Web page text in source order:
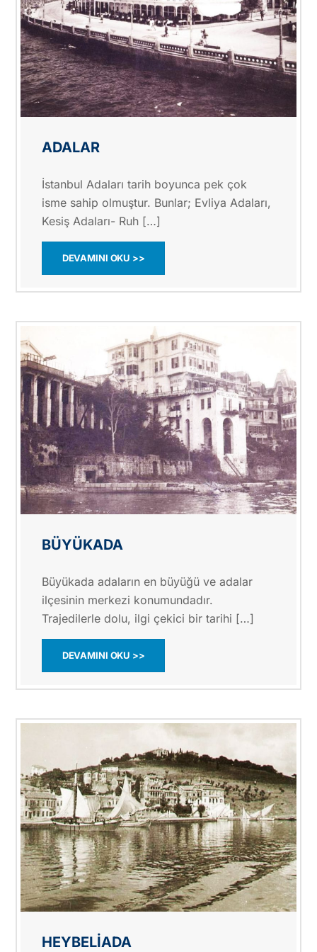
ADALAR
İstanbul Adaları tarih boyunca pek çok
isme sahip olmuştur. Bunlar; Evliya Adaları,
Kesiş Adaları- Ruh […]
DEVAMINI OKU >>
BÜYÜKADA
Büyükada adaların en büyüğü ve adalar
ilçesinin merkezi konumundadır.
Trajedilerle dolu, ilgi çekici bir tarihi […]
DEVAMINI OKU >>
HEYBELIADA